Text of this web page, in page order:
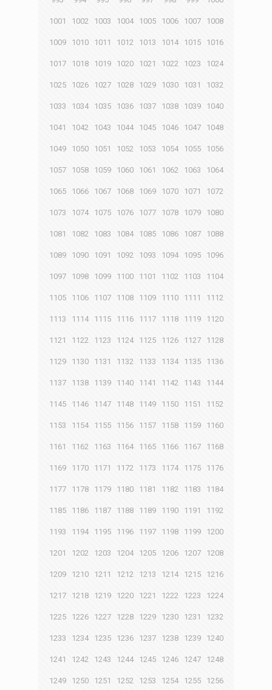
1001 1002 1003 1004 1005 1006 1007 1008
1009 1010 1011 1012 1013 1014 1015 1016
1017 1018 1019 1020 1021 1022 1023 1024
1025 1026 1027 1028 1029 1030 1031 1032
1033 1034 1035 1036 1037 1038 1039 1040
1041 1042 1043 1044 1045 1046 1047 1048
1049 1050 1051 1052 1053 1054 1055 1056
1057 1058 1059 1060 1061 1062 1063 1064
1065 1066 1067 1068 1069 1070 1071 1072
1073 1074 1075 1076 1077 1078 1079 1080
1081 1082 1083 1084 1085 1086 1087 1088
1089 1090 1091 1092 1093 1094 1095 1096
1097 1098 1099 1100 1101 1102 1103 1104
1105 1106 1107 1108 1109 1110 1111 1112
1113 1114 1115 1116 1117 1118 1119 1120
1121 1122 1123 1124 1125 1126 1127 1128
1129 1130 1131 1132 1133 1134 1135 1136
1137 1138 1139 1140 1141 1142 1143 1144
1145 1146 1147 1148 1149 1150 1151 1152
1153 1154 1155 1156 1157 1158 1159 1160
1161 1162 1163 1164 1165 1166 1167 1168
1169 1170 1171 1172 1173 1174 1175 1176
1177 1178 1179 1180 1181 1182 1183 1184
1185 1186 1187 1188 1189 1190 1191 1192
1193 1194 1195 1196 1197 1198 1199 1200
1201 1202 1203 1204 1205 1206 1207 1208
1209 1210 1211 1212 1213 1214 1215 1216
1217 1218 1219 1220 1221 1222 1223 1224
1225 1226 1227 1228 1229 1230 1231 1232
1233 1234 1235 1236 1237 1238 1239 1240
1241 1242 1243 1244 1245 1246 1247 1248
1249 1250 1251 1252 1253 1254 1255 1256